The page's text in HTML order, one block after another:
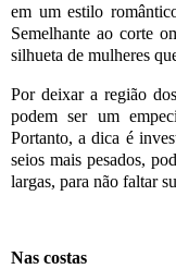
em um estilo
Semelhante ao corte
silhueta de mulheres
Por deixar a região
podem ser um
Portanto, a dica é
seios mais pesados,
largas, para não faltar
Nas costas